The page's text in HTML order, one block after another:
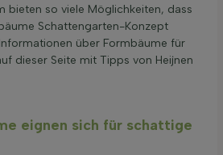
bieten so viele Möglichkeiten, dass
Schattengarten-Konzept
über Formbäume für
dieser Seite mit Tipps von Heijnen
eignen sich für schattige